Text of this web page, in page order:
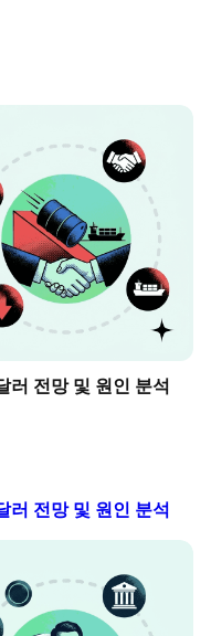
러 전망 및 원인 분석
러 전망 및 원인 분석